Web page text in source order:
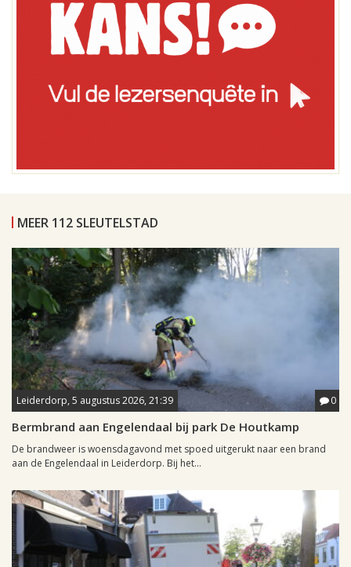
MEER 112 SLEUTELSTAD
Leiderdorp, 5 augustus 2026, 21:39 0
Bermbrand aan Engelendaal bij park De Houtkamp
De brandweer is woensdagavond met spoed uitgerukt naar een brand
aan de Engelendaal in Leiderdorp. Bij het...